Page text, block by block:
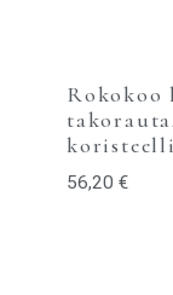
Rokokoo
56,20 €